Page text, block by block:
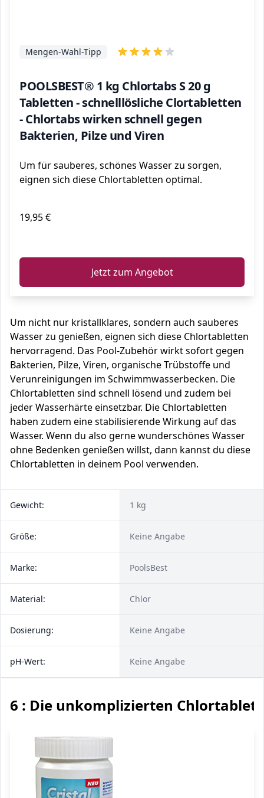
POOLSBEST® 1 kg Chlortabs S 20 g
Tabletten - schnelllösliche Clortabletten
- Chlortabs wirken schnell gegen
Bakterien, Pilze und Viren
Mengen-Wahl-Tipp
Um für sauberes, schönes Wasser zu sorgen,
eignen sich diese Chlortabletten optimal.
19,95 €
Jetzt zum Angebot
Um nicht nur kristallklares, sondern auch sauberes
Wasser zu genießen, eignen sich diese Chlortabletten
hervorragend. Das Pool-Zubehör wirkt sofort gegen
Bakterien, Pilze, Viren, organische Trübstoffe und
Verunreinigungen im Schwimmwasserbecken. Die
Chlortabletten sind schnell lösend und zudem bei
jeder Wasserhärte einsetzbar. Die Chlortabletten
haben zudem eine stabilisierende Wirkung auf das
Wasser. Wenn du also gerne wunderschönes Wasser
ohne Bedenken genießen willst, dann kannst du diese
Chlortabletten in deinem Pool verwenden.
Gewicht: 1 kg
Größe: Keine Angabe
Marke: PoolsBest
Material: Chlor
Dosierung: Keine Angabe
pH-Wert: Keine Angabe
6 : Die unkomplizierten